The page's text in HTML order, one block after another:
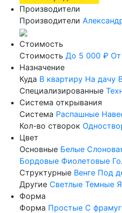
Производители
Производители
Стоимость
Стоимость До 5 000 ₽
Назначение
Куда В квартиру На дачу
Специализированные
Система открывания
Система Распашные
Кол-во створок
Цвет
Основные Белые
Бордовые Фиолетовые
Структурные Венге Под
Другие Светлые Темные
Форма
Форма Простые С